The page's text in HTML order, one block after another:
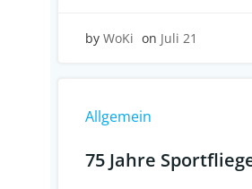
by WoKi on Juli 21
Allgemein
75 Jahre